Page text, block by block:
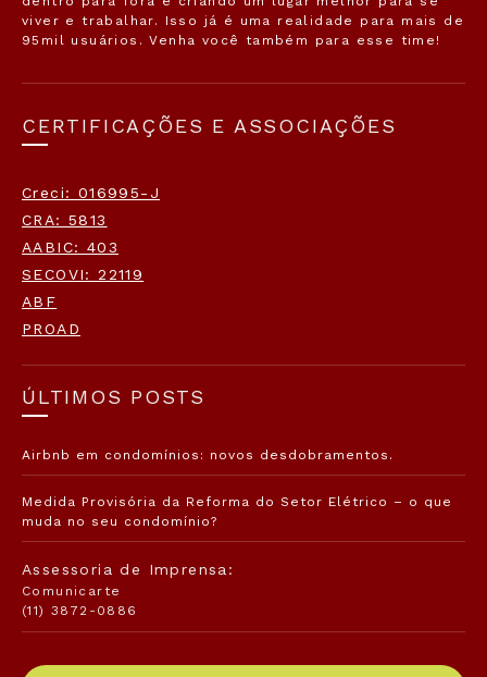
viver e trabalhar. Isso já é uma realidade para mais de
95mil usuários. Venha você também para esse time!
CERTIFICAÇÕES E ASSOCIAÇÕES
Creci: 016995-J
CRA: 5813
AABIC: 403
SECOVI: 22119
ABF
PROAD
ÚLTIMOS POSTS
Airbnb em condomínios: novos desdobramentos.
Medida Provisória da Reforma do Setor Elétrico – o que
muda no seu condomínio?
Assessoria de Imprensa:
Comunicarte
(11) 3872-0886